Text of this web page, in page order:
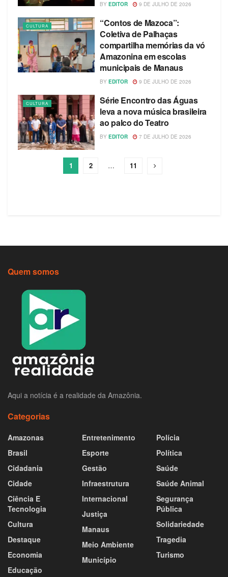
BY EDITOR 9 DE JULHO DE 2026
CULTURA
“Contos de Mazoca”:
Coletiva de Palhaças
compartilha memórias da vó
Amazonina em escolas
municipais de Manaus
BY EDITOR 9 DE JULHO DE 2026
CULTURA
Série Encontro das Águas
leva a nova música brasileira
ao palco do Teatro
BY EDITOR 7 DE JULHO DE 2026
1 2 … 11
Quem somos
Aqui a notícia é a realidade da Amazônia.
Categorias
Amazonas
Brasil
Cidadania
Cidade
Ciência E
Tecnologia
Cultura
Destaque
Economia
Educação
Entretenimento
Esporte
Gestão
Infraestrutura
Internacional
Justiça
Manaus
Meio Ambiente
Município
Polícia
Política
Saúde
Saúde Animal
Segurança
Pública
Solidariedade
Tragedia
Turismo